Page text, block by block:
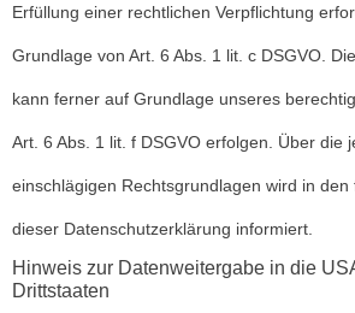
Erfüllung einer rechtlichen Verpflichtung
Grundlage von Art. 6 Abs. 1 lit. c DSGVO.
kann ferner auf Grundlage unseres
Art. 6 Abs. 1 lit. f DSGVO erfolgen. Über die
einschlägigen Rechtsgrundlagen wird in den
dieser Datenschutzerklärung informiert.
Hinweis zur Datenweitergabe in die
Drittstaaten